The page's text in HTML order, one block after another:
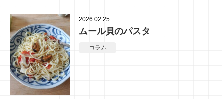
2026.02.25
ムール貝のパスタ
コラム